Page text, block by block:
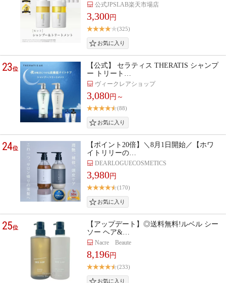
公式JPSLAB楽天市場店
3,300円
(325)
23位
【公式】 セラティス THERATIS シャンプ
ー トリート…
ヴィークレアショップ
3,080円～
(88)
24位
【ポイント20倍】＼8月1日開始／【ホワ
イトリリーの…
DEARLOGUECOSMETICS
3,980円
(170)
25位
【アップデート】◎送料無料!ルベル シー
ソー ヘア&…
Nacre Beaute
8,196円
(233)